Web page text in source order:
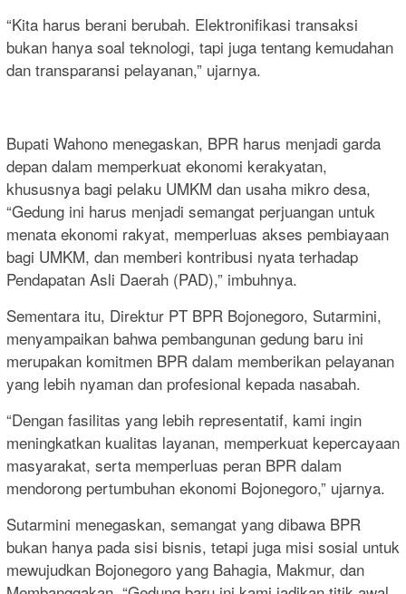
“Kita harus berani berubah. Elektronifikasi transaksi
bukan hanya soal teknologi, tapi juga tentang kemudahan
dan transparansi pelayanan,” ujarnya.
Bupati Wahono menegaskan, BPR harus menjadi garda
depan dalam memperkuat ekonomi kerakyatan,
khususnya bagi pelaku UMKM dan usaha mikro desa,
“Gedung ini harus menjadi semangat perjuangan untuk
menata ekonomi rakyat, memperluas akses pembiayaan
bagi UMKM, dan memberi kontribusi nyata terhadap
Pendapatan Asli Daerah (PAD),” imbuhnya.
Sementara itu, Direktur PT BPR Bojonegoro, Sutarmini,
menyampaikan bahwa pembangunan gedung baru ini
merupakan komitmen BPR dalam memberikan pelayanan
yang lebih nyaman dan profesional kepada nasabah.
“Dengan fasilitas yang lebih representatif, kami ingin
meningkatkan kualitas layanan, memperkuat kepercayaan
masyarakat, serta memperluas peran BPR dalam
mendorong pertumbuhan ekonomi Bojonegoro,” ujarnya.
Sutarmini menegaskan, semangat yang dibawa BPR
bukan hanya pada sisi bisnis, tetapi juga misi sosial untuk
mewujudkan Bojonegoro yang Bahagia, Makmur, dan